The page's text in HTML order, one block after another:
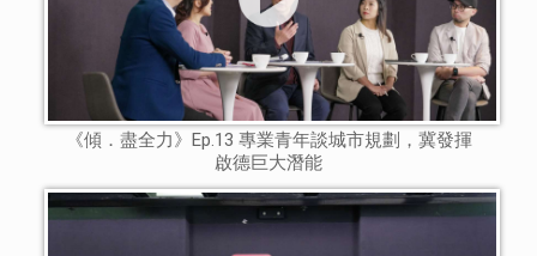
《傾．盡全力》Ep.13 專業青年談城市規劃，冀發揮
啟德巨大潛能